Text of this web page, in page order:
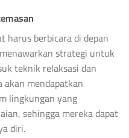
harus berbicara di depan
strategi untuk
teknik relaksasi dan
akan mendapatkan
lingkungan yang
sehingga mereka dapat
diri.